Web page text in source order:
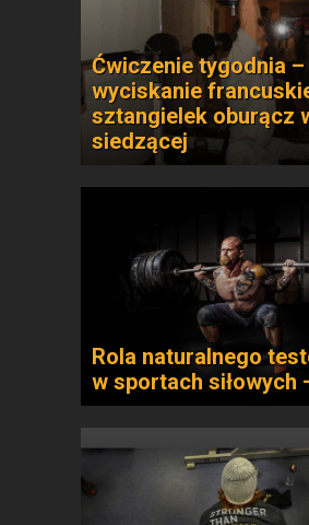
Ćwiczenie tygodnia –
wyciskanie
sztangielek oburącz
siedzącej
Rola naturalnego
w sportach siłowych